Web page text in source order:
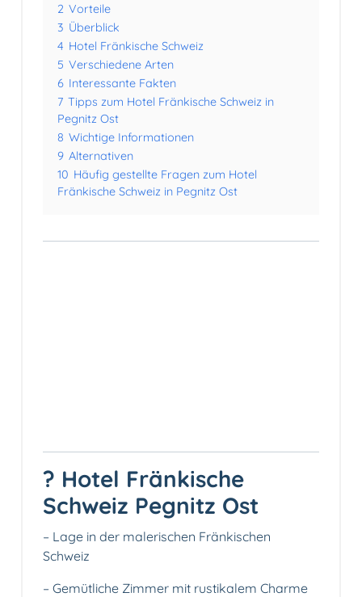
2 Vorteile
3 Überblick
4 Hotel Fränkische Schweiz
5 Verschiedene Arten
6 Interessante Fakten
7 Tipps zum Hotel Fränkische Schweiz in
Pegnitz Ost
8 Wichtige Informationen
9 Alternativen
10 Häufig gestellte Fragen zum Hotel
Fränkische Schweiz in Pegnitz Ost
? Hotel Fränkische
Schweiz Pegnitz Ost
– Lage in der malerischen Fränkischen
Schweiz
– Gemütliche Zimmer mit rustikalem Charme